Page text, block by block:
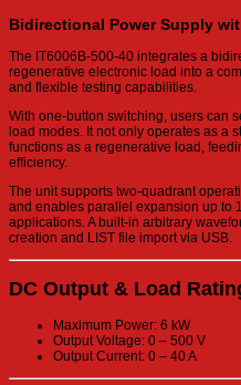
Bidirectional Power Supply
The IT6006B-500-40 integrates a
regenerative electronic load into a
and flexible testing capabilities.
With one-button switching, users can
load modes. It not only operates as a
functions as a regenerative load,
efficiency.
The unit supports two-quadrant
and enables parallel expansion up to
applications. A built-in arbitrary
creation and LIST file import via USB.
DC Output & Load
Maximum Power: 6 kW
Output Voltage: 0 – 500 V
Output Current: 0 – 40 A